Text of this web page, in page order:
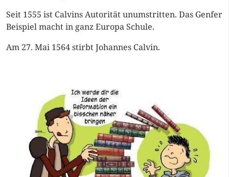
Seit 1555 ist Calvins Autorität unumstritten. Das Genfer
Beispiel macht in ganz Europa Schule.
Am 27. Mai 1564 stirbt Johannes Calvin.